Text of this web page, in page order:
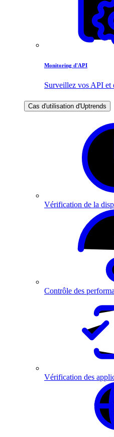
Monitoring d'API
Surveillez vos API et
Cas d'utilisation d'Uptrends
Vérification de la
Contrôle des
Vérification des